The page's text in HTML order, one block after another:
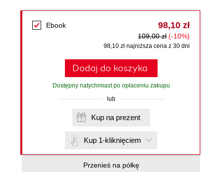
Ebook 98,10 zł
109,00 zł (-10%)
98,10 zł najniższa cena z 30 dni
Dodaj do koszyka
Dostępny natychmiast po opłaceniu zakupu
lub
Kup na prezent
Kup 1-kliknięciem
Przenieś na półkę